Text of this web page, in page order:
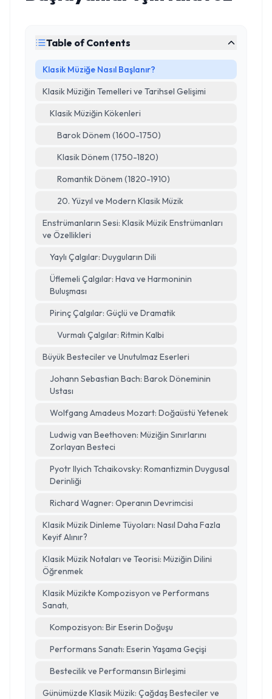
Table of Contents
Klasik Müziğe Nasıl Başlanır?
Klasik Müziğin Temelleri ve Tarihsel Gelişimi
Klasik Müziğin Kökenleri
Barok Dönem (1600-1750)
Klasik Dönem (1750-1820)
Romantik Dönem (1820-1910)
20. Yüzyıl ve Modern Klasik Müzik
Enstrümanların Sesi: Klasik Müzik Enstrümanları
ve Özellikleri
Yaylı Çalgılar: Duyguların Dili
Üflemeli Çalgılar: Hava ve Harmoninin
Buluşması
Pirinç Çalgılar: Güçlü ve Dramatik
Vurmalı Çalgılar: Ritmin Kalbi
Büyük Besteciler ve Unutulmaz Eserleri
Johann Sebastian Bach: Barok Döneminin
Ustası
Wolfgang Amadeus Mozart: Doğaüstü Yetenek
Ludwig van Beethoven: Müziğin Sınırlarını
Zorlayan Besteci
Pyotr Ilyich Tchaikovsky: Romantizmin Duygusal
Derinliği
Richard Wagner: Operanın Devrimcisi
Klasik Müzik Dinleme Tüyoları: Nasıl Daha Fazla
Keyif Alınır?
Klasik Müzik Notaları ve Teorisi: Müziğin Dilini
Öğrenmek
Klasik Müzikte Kompozisyon ve Performans
Sanatı,
Kompozisyon: Bir Eserin Doğuşu
Performans Sanatı: Eserin Yaşama Geçişi
Bestecilik ve Performansın Birleşimi
Günümüzde Klasik Müzik: Çağdaş Besteciler ve